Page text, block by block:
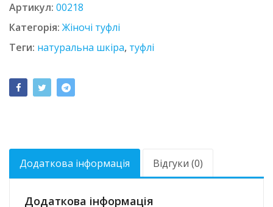
Артикул: 00218
Категорія: Жіночі туфлі
Теги: натуральна шкіра, туфлі
Додаткова інформація Відгуки (0)
Додаткова інформація